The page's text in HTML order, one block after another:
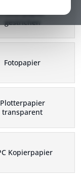
Plotterpapier
gestrichen
Fotopapier
Plotterpapier
transparent
Kopierpapier